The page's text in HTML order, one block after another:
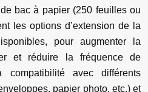
bac à papier (250 feuilles ou
les options d’extension de la
pour augmenter la
et réduire la fréquence de
compatibilité avec différents
papier photo, etc.) et